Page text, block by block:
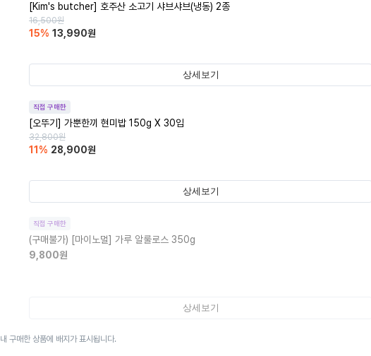
[Kim's butcher] 호주산 소고기 샤브샤브(냉동) 2종
16,500원
15% 13,990원
상세보기
직접 구매한
[오뚜기] 가뿐한끼 현미밥 150g X 30입
32,800원
11 % 28,900원
상세보기
직접 구매한
(구매불가) [마이노멀] 가루 알룰로스 350g
9,800원
상세보기
구매한 상품에 배지가 표시됩니다.